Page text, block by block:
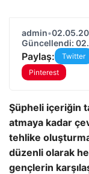
admin•
Güncellendi:
Paylaş: Twitter
Pinterest
Şüpheli içeriğin
atmaya kadar
tehlike
düzenli olarak
gençlerin